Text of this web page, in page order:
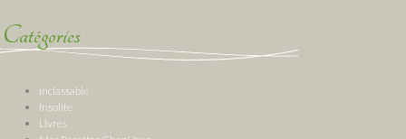
Catégories
Inclassable
Insolite
Livres